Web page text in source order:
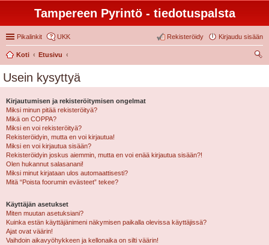
Tampereen Pyrintö - tiedotuspalsta
Pikalinkit UKK Kirjaudu sisään
Rekisteröidy
Koti
Etusivu
Usein kysyttyä
Kirjautumisen ja rekisteröitymisen ongelmat
Miksi minun pitää rekisteröityä?
Mikä on COPPA?
Miksi en voi rekisteröityä?
Rekisteröidyin, mutta en voi kirjautua!
Miksi en voi kirjautua sisään?
Rekisteröidyin joskus aiemmin, mutta en voi enää kirjautua sisään?!
Olen hukannut salasanani!
Miksi minut kirjataan ulos automaattisesti?
Mitä “Poista foorumin evästeet” tekee?
Käyttäjän asetukset
Miten muutan asetuksiani?
Kuinka estän käyttäjänimeni näkymisen paikalla olevissa käyttäjissä?
Ajat ovat väärin!
Vaihdoin aikavyöhykkeen ja kellonaika on silti väärin!